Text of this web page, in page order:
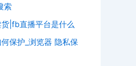
索
|fb直播平台是什么
保护_浏览器 隐私保